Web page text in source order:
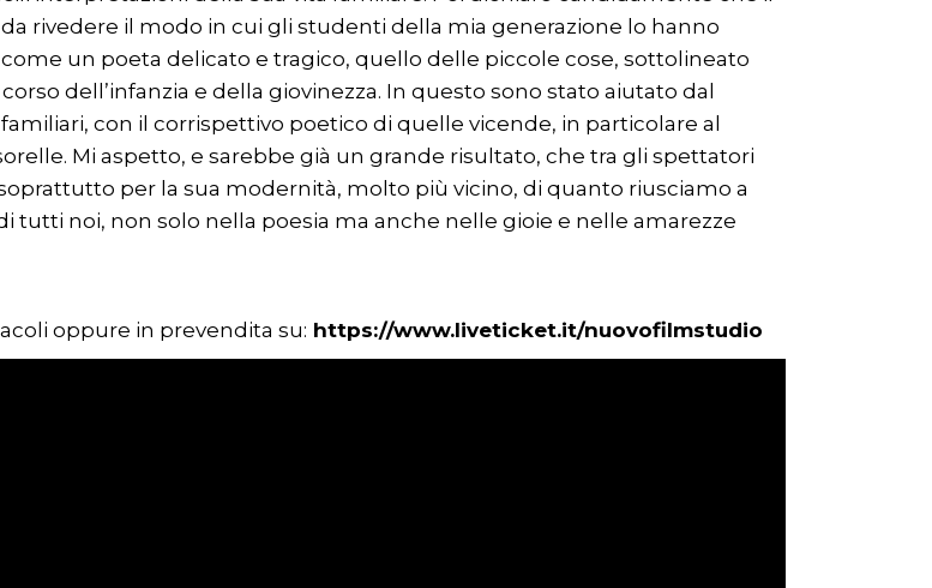
rivedere il modo in cui gli studenti della mia generazione lo hanno
un poeta delicato e tragico, quello delle piccole cose, sottolineato
dell’infanzia e della giovinezza. In questo sono stato aiutato dal
con il corrispettivo poetico di quelle vicende, in particolare al
Mi aspetto, e sarebbe già un grande risultato, che tra gli spettatori
per la sua modernità, molto più vicino, di quanto riusciamo a
noi, non solo nella poesia ma anche nelle gioie e nelle amarezze
oppure in prevendita su: https://www.liveticket.it/nuovofilmstudio